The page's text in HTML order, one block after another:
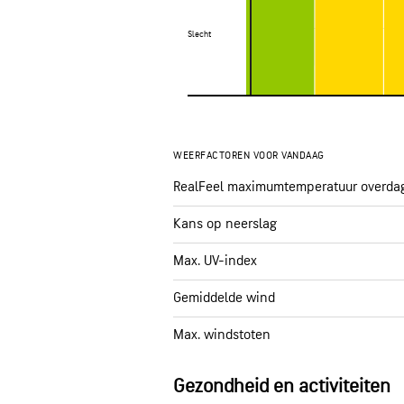
Slecht
Slecht
WEERFACTOREN VOOR VANDAAG
RealFeel maximumtemperatuur
Kans op neerslag
Max. UV-index
Gemiddelde wind
Max. windstoten
Gezondheid en activiteiten